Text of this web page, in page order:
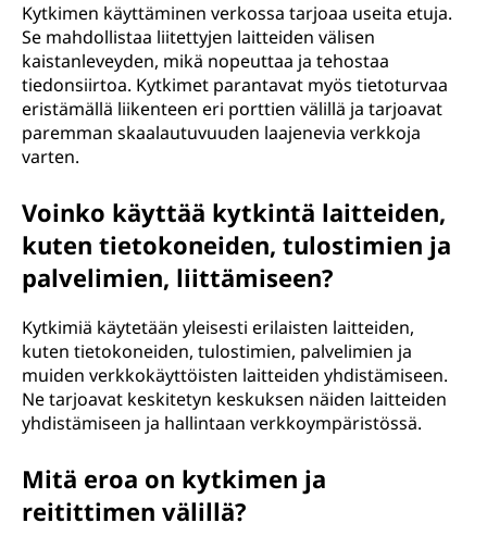
Kytkimen käyttäminen verkossa tarjoaa useita etuja.
Se mahdollistaa liitettyjen laitteiden välisen
kaistanleveyden, mikä nopeuttaa ja tehostaa
tiedonsiirtoa. Kytkimet parantavat myös tietoturvaa
eristämällä liikenteen eri porttien välillä ja tarjoavat
paremman skaalautuvuuden laajenevia verkkoja
varten.
Voinko käyttää kytkintä laitteiden,
kuten tietokoneiden, tulostimien ja
palvelimien, liittämiseen?
Kytkimiä käytetään yleisesti erilaisten laitteiden,
kuten tietokoneiden, tulostimien, palvelimien ja
muiden verkkokäyttöisten laitteiden yhdistämiseen.
Ne tarjoavat keskitetyn keskuksen näiden laitteiden
yhdistämiseen ja hallintaan verkkoympäristössä.
Mitä eroa on kytkimen ja
reitittimen välillä?